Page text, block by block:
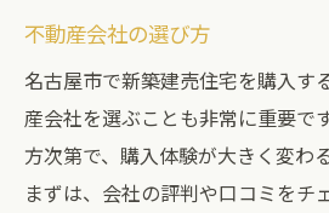
不動産会社の選び方
名古屋市で新築建売住宅を購入す
産会社を選ぶことも非常に重要で
方次第で、購入体験が大きく変わ
まずは、会社の評判や口コミをチ